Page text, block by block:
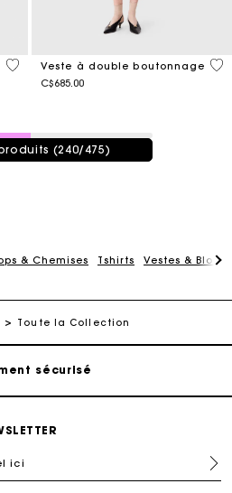
5 out of 5 Customer Rating
Veste à double boutonnage
C$685.00
5
(240/475)
& Chemises Tshirts Vestes &
Toute la Collection
commande
sous 2 à 3 jours ouvrés.
sécurisé
sous 2 à 3 jours ouvrés.
ici